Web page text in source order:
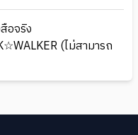
อจริง
(ไม่สามารถ